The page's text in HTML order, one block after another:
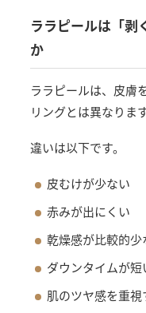
ララピールは「剥
か
ララピールは、皮膚
リングとは異なります
違いは以下です。
皮むけが少ない
赤みが出にくい
乾燥感が比較的少
ダウンタイムが短
肌のツヤ感を重視